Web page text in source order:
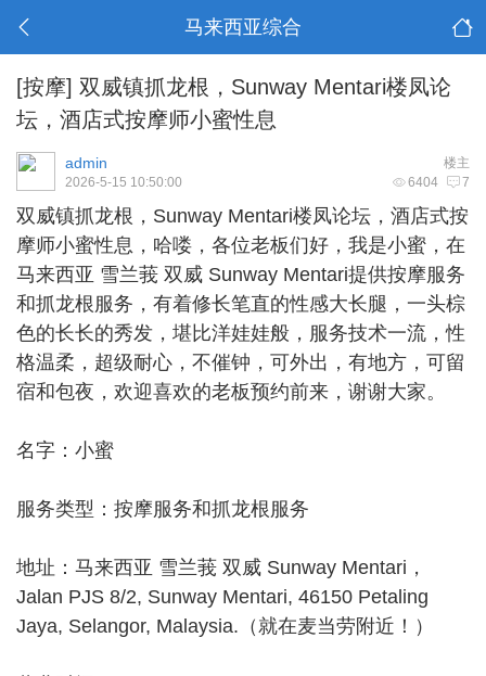
马来西亚综合
[按摩] 双威镇抓龙根，Sunway Mentari楼凤论
坛，酒店式按摩师小蜜性息
楼主
admin
6404 7
2026-5-15 10:50:00
双威镇抓龙根 ，Sunway Mentari楼凤论坛，酒店式按
摩师小蜜性息，哈喽，各位老板们好，我是小蜜，在
马来西亚 雪兰莪 双威 Sunway Mentari提供按摩服务
和抓龙根服务，有着修长笔直的性感大长腿，一头棕
色的长长的秀发，堪比洋娃娃般，服务技术一流，性
格温柔，超级耐心，不催钟，可外出，有地方，可留
宿和包夜，欢迎喜欢的老板预约前来，谢谢大家。
名字：小蜜
服务类型：按摩服务和抓龙根服务
地址：马来西亚 雪兰莪 双威 Sunway Mentari，
Jalan PJS 8/2, Sunway Mentari, 46150 Petaling
Jaya, Selangor, Malaysia.（就在麦当劳附近！）